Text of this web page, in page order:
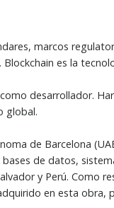
marcos
es la
desarrollador.
global.
de Barcelona
de datos,
y Perú. Como
en esta obra,